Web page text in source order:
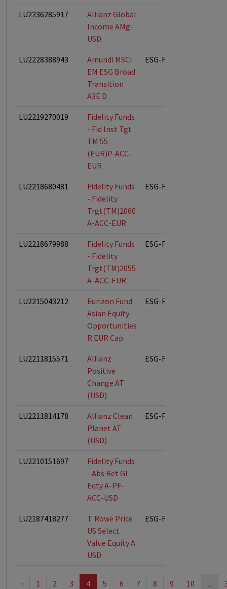
LU2236285917
Allianz Global
Income AMg-
USD
LU2228388943
Amundi MSCI
EM ESG Broad
Transition
A3E D
ESG-Fonds
LU2219270019
Fidelity Funds
- Fid Inst Tgt
TM 55
(EUR)P-ACC-
EUR
LU2218680481
Fidelity Funds
- Fidelity
Trgt(TM)2060
A-ACC-EUR
ESG-Fonds
LU2218679988
Fidelity Funds
- Fidelity
Trgt(TM)2055
A-ACC-EUR
ESG-Fonds
LU2215043212
Eurizon Fund
Asian Equity
Opportunities
R EUR Cap
ESG-Fonds
LU2211815571
Allianz
Positive
Change AT
(USD)
ESG-Fonds
LU2211814178
Allianz Clean
Planet AT
(USD)
ESG-Fonds
LU2210151697
Fidelity Funds
- Abs Ret Gl
Eqty A-PF-
ACC-USD
LU2187418277
T. Rowe Price
US Select
Value Equity A
USD
ESG-Fonds
‹ 1 2 3 4 5 6 7 8 9 10 ...